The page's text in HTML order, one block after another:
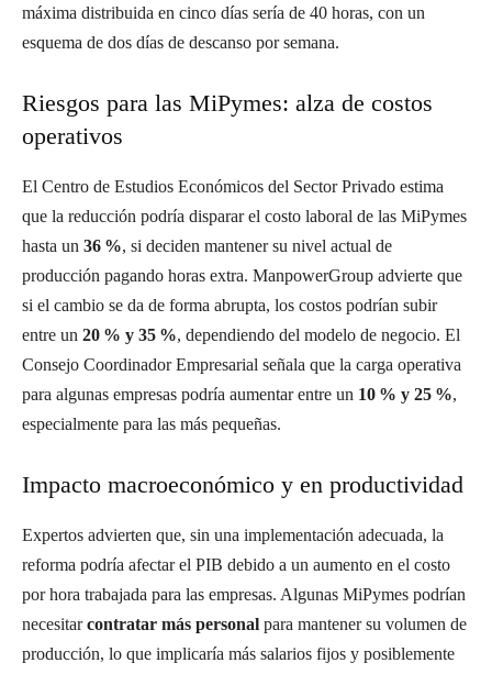
máxima distribuida en cinco días sería de 40 horas, con un
esquema de dos días de descanso por semana.
Riesgos para las MiPymes: alza de costos
operativos
El Centro de Estudios Económicos del Sector Privado estima
que la reducción podría disparar el costo laboral de las MiPymes
hasta un 36 %, si deciden mantener su nivel actual de
producción pagando horas extra. ManpowerGroup advierte que
si el cambio se da de forma abrupta, los costos podrían subir
entre un 20 % y 35 %, dependiendo del modelo de negocio. El
Consejo Coordinador Empresarial señala que la carga operativa
para algunas empresas podría aumentar entre un 10 % y 25 %,
especialmente para las más pequeñas.
Impacto macroeconómico y en productividad
Expertos advierten que, sin una implementación adecuada, la
reforma podría afectar el PIB debido a un aumento en el costo
por hora trabajada para las empresas. Algunas MiPymes podrían
necesitarcontratar más personal para mantener su volumen de
producción, lo que implicaría más salarios fijos y posiblemente